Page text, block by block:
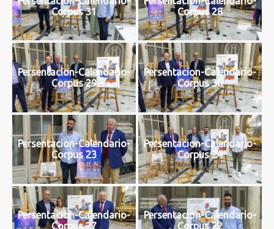
Corpus 31
Corpus 28
Persentacion-Calendario-
Corpus 29
Persentacion-Calendario-
Corpus 30
Persentacion-Calendario-
Corpus 23
Persentacion-Calendario-
Corpus 24
Persentacion-Calendario-
Corpus 27
Persentacion-Calendario-
Corpus 22